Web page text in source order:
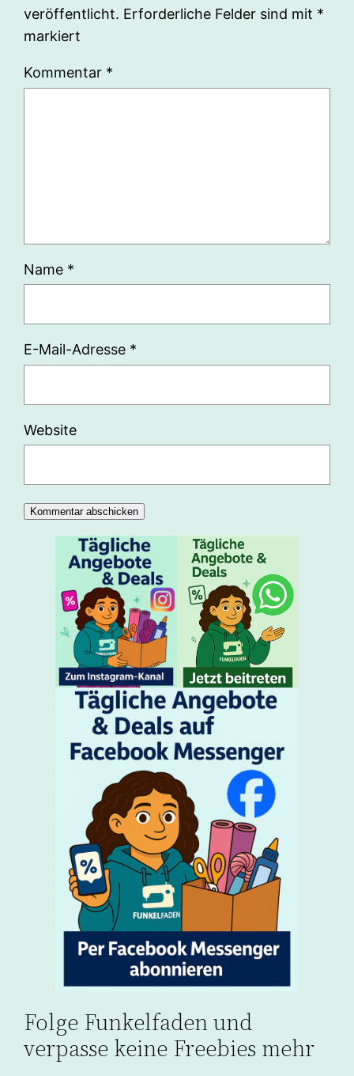
veröffentlicht. Erforderliche Felder sind mit *
markiert
Kommentar *
Name *
E-Mail-Adresse *
Website
Folge Funkelfaden und
verpasse keine Freebies mehr